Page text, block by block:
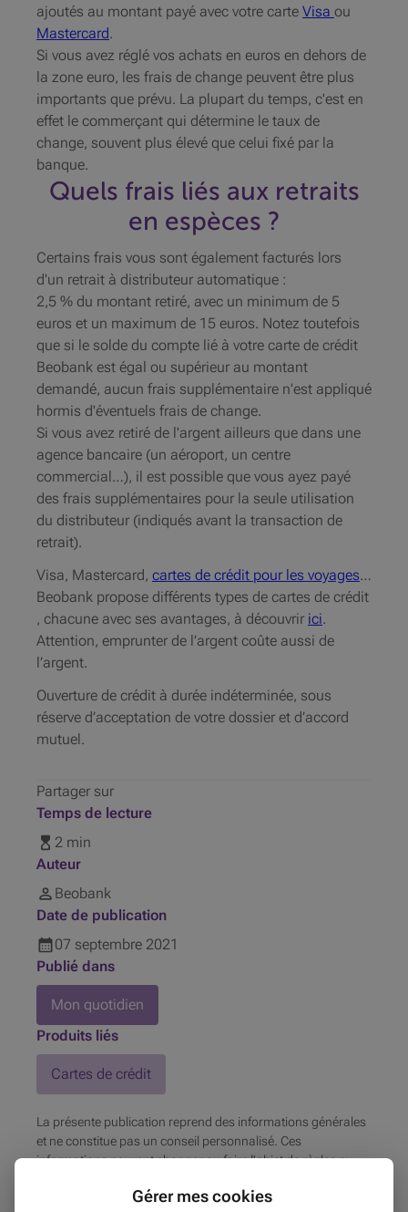
ajoutés au montant payé avec votre carte Visa ou
Mastercard.
Si vous avez réglé vos achats en euros en dehors de
la zone euro, les frais de change peuvent être plus
importants que prévu. La plupart du temps, c'est en
effet le commerçant qui détermine le taux de
change, souvent plus élevé que celui fixé par la
banque.
Quels frais liés aux retraits
en espèces ?
Certains frais vous sont également facturés lors
d'un retrait à distributeur automatique :
2,5 % du montant retiré, avec un minimum de 5
euros et un maximum de 15 euros. Notez toutefois
que si le solde du compte lié à votre carte de crédit
Beobank est égal ou supérieur au montant
demandé, aucun frais supplémentaire n'est appliqué
hormis d'éventuels frais de change.
Si vous avez retiré de l'argent ailleurs que dans une
agence bancaire (un aéroport, un centre
commercial…), il est possible que vous ayez payé
des frais supplémentaires pour la seule utilisation
du distributeur (indiqués avant la transaction de
retrait).
Visa, Mastercard, cartes de crédit pour les voyages…
Beobank propose différents types de cartes de crédit
, chacune avec ses avantages, à découvrir ici.
Attention, emprunter de l’argent coûte aussi de
l’argent.
Ouverture de crédit à durée indéterminée, sous
réserve d’acceptation de votre dossier et d’accord
mutuel.
Partager sur
Temps de lecture
2 min
Auteur
Beobank
Date de publication
07 septembre 2021
Publié dans
Mon quotidien
Produits liés
Cartes de crédit
La présente publication reprend des informations générales
et ne constitue pas un conseil personnalisé. Ces
informations peuvent changer ou faire l'objet de règles ou
concernée. Beobank décline toute responsabilité quant à
Gérer mes cookies